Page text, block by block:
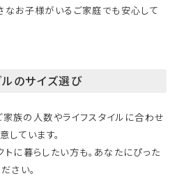
なお子様がいるご家庭でも安心して
のサイズ選び
家族の人数やライフスタイルに合わせ
しています。
に暮らしたい方も。あなたにぴった
さい。